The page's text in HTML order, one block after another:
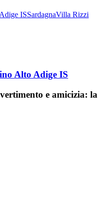
ISSardagnaVilla Rizzi
Alto Adige IS
e amicizia: